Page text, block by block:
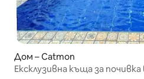
Дом – Catmon
Ексклузивна къща за